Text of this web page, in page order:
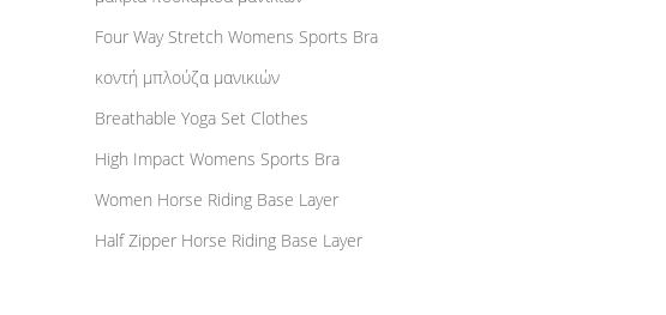
Four Way Stretch Womens Sports Bra
κοντή μπλούζα μανικιών
Breathable Yoga Set Clothes
High Impact Womens Sports Bra
Women Horse Riding Base Layer
Half Zipper Horse Riding Base Layer